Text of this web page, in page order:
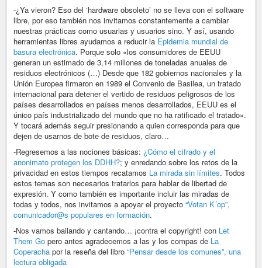
-¿Ya vieron? Eso del ‘hardware obsoleto’ no se lleva con el software
libre, por eso también nos invitamos constantemente a cambiar
nuestras prácticas como usuarias y usuarios sino. Y así, usando
herramientas libres ayudamos a reducir la Epidemia mundial de
basura electrónica. Porque solo «los consumidores de EEUU
generan un estimado de 3,14 millones de toneladas anuales de
residuos electrónicos (…) Desde que 182 gobiernos nacionales y la
Unión Europea firmaron en 1989 el Convenio de Basilea, un tratado
internacional para detener el vertido de residuos peligrosos de los
países desarrollados en países menos desarrollados, EEUU es el
único país industrializado del mundo que no ha ratificado el tratado».
Y tocará además seguir presionando a quien corresponda para que
dejen de usarnos de bote de residuos, claro…
-Regresemos a las nociones básicas: ¿Cómo el cifrado y el
anonimato protegen los DDHH?; y enredando sobre los retos de la
privacidad en estos tiempos recatamos La mirada sin límites. Todos
estos temas son necesarios tratarlos para hablar de libertad de
expresión. Y como también es importante incluir las miradas de
todas y todos, nos invitamos a apoyar el proyecto “Votan K´op”,
comunicador@s populares en formación.
-Nos vamos bailando y cantando… ¡contra el copyright! con Let
Them Go pero antes agradecemos a las y los compas de La
Coperacha por la reseña del libro “Pensar desde los comunes”, una
lectura obligada